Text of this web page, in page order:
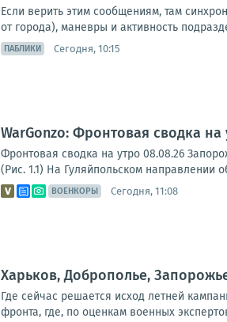
Если верить этим сообщениям, там
от города), маневры и активность
ПАБЛИКИ Сегодня, 10:15
WarGonzo: Фронтовая сводка на
Фронтовая сводка на утро 08.08.26
(Рис. 1.1) На Гуляйпольском
ВОЕНКОРЫ Сегодня, 11:08
Харьков, Доброполье,
Где сейчас решается исход летней
фронта, где, по оценкам военных